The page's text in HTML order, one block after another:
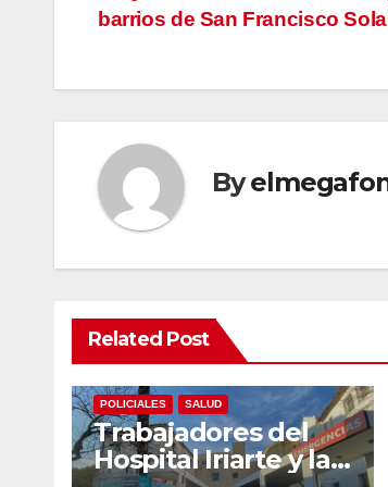
entradas
barrios de San Francisco
By
Related Post
POLICIALES SALUD
Trabajadores del
Hospital Iriarte y la